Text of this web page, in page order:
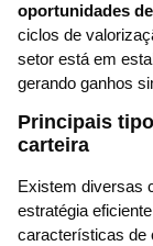
oportunidades
ciclos de
setor está em
gerando ganhos
Principais
carteira
Existem diversas
estratégia
características de